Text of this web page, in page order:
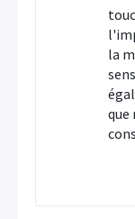
la
que